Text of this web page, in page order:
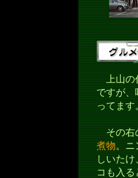
上山の
ですが、
ってます
その右
煮物。
しいた
コも入